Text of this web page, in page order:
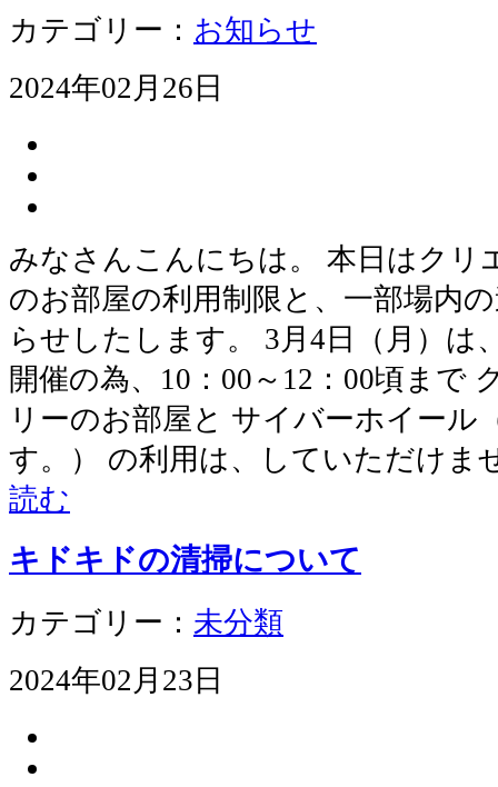
カテゴリー： お知らせ
2024年02月26日
みなさんこんにちは。 本日はクリ
のお部屋の利用制限と、一部場内
らせしたします。 3月4日（月）は
開催の為、10：00～12：00頃まで
リーのお部屋と サイバーホイール
す。） の利用は、していただけま
読む
キドキドの清掃について
カテゴリー： 未分類
2024年02月23日